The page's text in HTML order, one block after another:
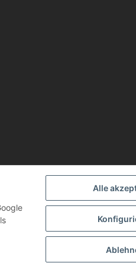
Alle